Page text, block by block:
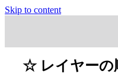
Skip to content
☆ レイヤーの